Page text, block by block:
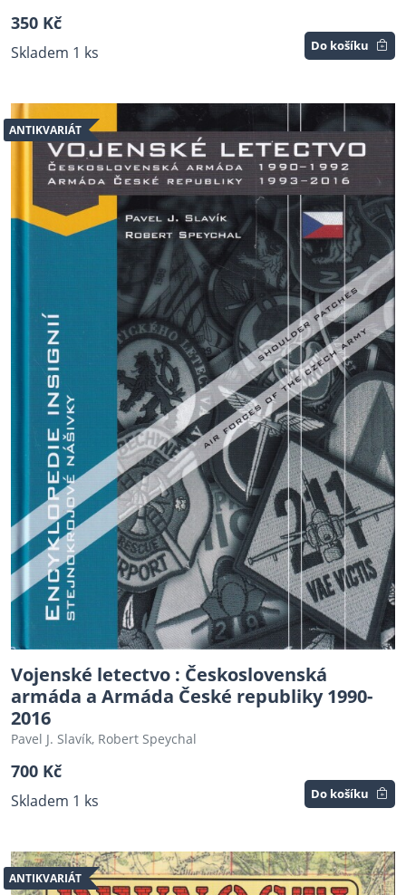
350 Kč
Skladem 1 ks Do košíku
ANTIKVARIÁT
Vojenské letectvo : Československá
armáda a Armáda České republiky 1990-
2016
Pavel J. Slavík, Robert Speychal
700 Kč
Skladem 1 ks Do košíku
ANTIKVARIÁT